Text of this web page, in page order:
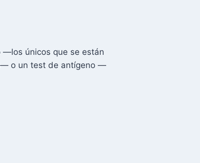
—los únicos que se están
o un test de antígeno —